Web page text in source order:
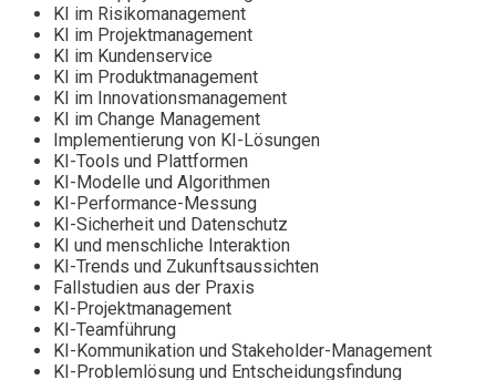
KI im Risikomanagement
KI im Projektmanagement
KI im Kundenservice
KI im Produktmanagement
KI im Innovationsmanagement
KI im Change Management
Implementierung von KI-Lösungen
KI-Tools und Plattformen
KI-Modelle und Algorithmen
KI-Performance-Messung
KI-Sicherheit und Datenschutz
KI und menschliche Interaktion
KI-Trends und Zukunftsaussichten
Fallstudien aus der Praxis
KI-Projektmanagement
KI-Teamführung
KI-Kommunikation und Stakeholder-Management
KI-Problemlösung und Entscheidungsfindung